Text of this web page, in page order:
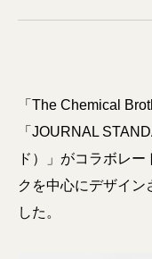
「The Chemical
「JOURNAL
ド）」がコラボレ
クを中心にデザイン
した。